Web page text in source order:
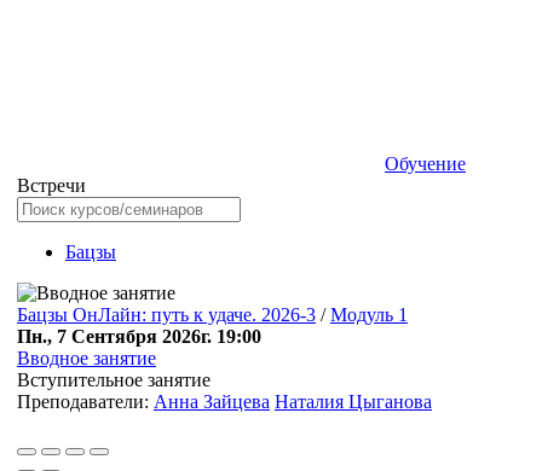
Обучение
Встречи
Бацзы
Бацзы ОнЛайн: путь к удаче. 2026-3 /Модуль 1
Пн., 7 Сентября 2026г. 19:00
Вводное занятие
Вступительное занятие
Преподаватели: Анна Зайцева Наталия Цыганова